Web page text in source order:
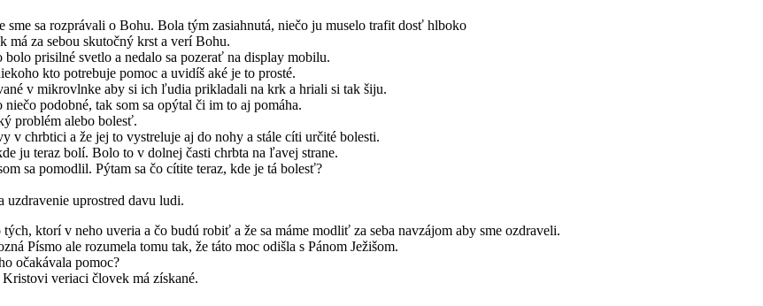
sa rozprávali o Bohu. Bola tým zasiahnutá, niečo ju muselo trafit dosť hlboko
má za sebou skutočný krst a verí Bohu.
prisilné svetlo a nedalo sa pozerať na display mobilu.
kto potrebuje pomoc a uvidíš aké je to prosté.
v mikrovlnke aby si ich ľudia prikladali na krk a hriali si tak šiju.
podobné, tak som sa opýtal či im to aj pomáha.
problém alebo bolesť.
chrbtici a že jej to vystreluje aj do nohy a stále cíti určité bolesti.
ju teraz bolí. Bolo to v dolnej časti chrbta na ľavej strane.
sa pomodlil. Pýtam sa čo cítite teraz, kde je tá bolesť?
uzdravenie uprostred davu ludi.
ktorí v neho uveria a čo budú robiť a že sa máme modliť za seba navzájom aby sme ozdraveli.
Písmo ale rozumela tomu tak, že táto moc odišla s Pánom Ježišom.
očakávala pomoc?
veriaci človek má získané.